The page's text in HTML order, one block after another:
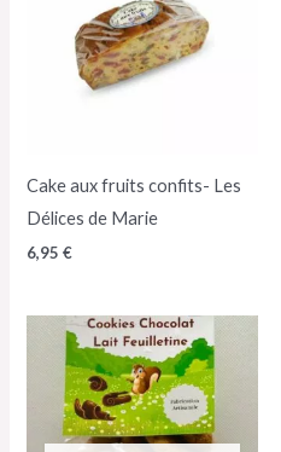
Cake aux fruits confits- Les
Délices de Marie
6,95€